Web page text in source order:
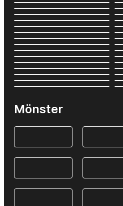
Mönster